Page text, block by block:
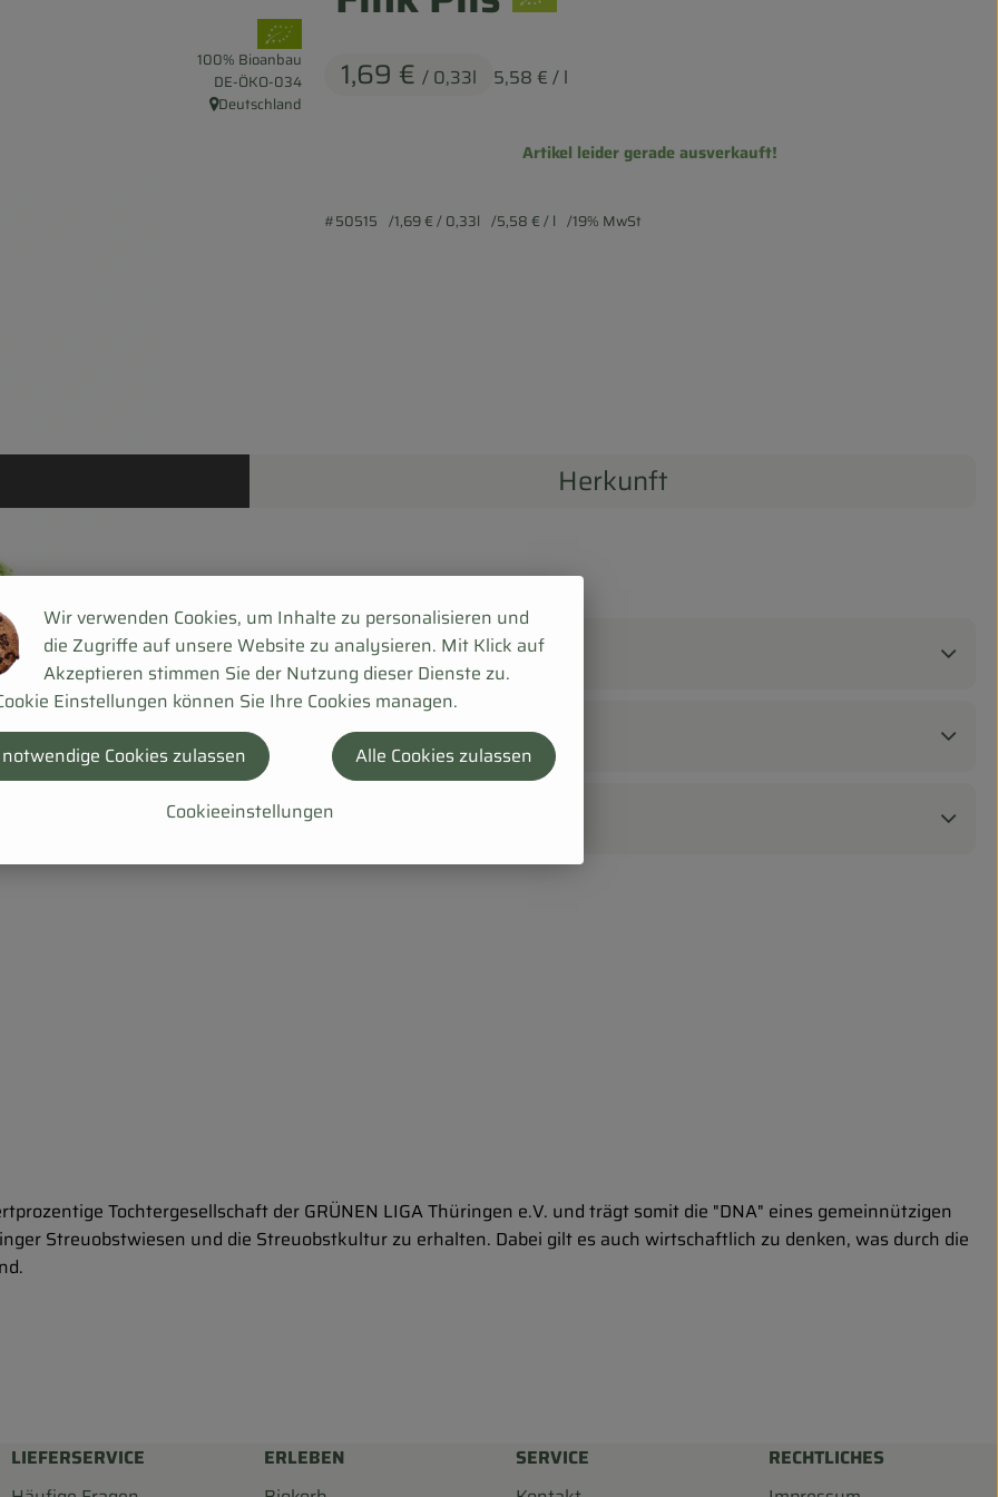
1,69 € / 0,33l 5,58 € / l
, Verband:
100% Bioanbau
, Kontrollstelle:
DE-ÖKO-034
, Herkunft:
Deutschland
Artikel leider gerade ausverkauft!
#50515 1,69 €/ 0,33l 5,58 €/ l 19% MwSt
Herkunft
Tochtergesellschaft der GRÜNEN LIGA Thüringen e.V. und trägt somit die "DNA" eines gemeinnützigen
Streuobstwiesen und die Streuobstkultur zu erhalten. Dabei gilt es auch wirtschaftlich zu denken, was durch die
LIEFERSERVICE
ERLEBEN
SERVICE
RECHTLICHES
Wir verwenden Cookies, um Inhalte zu personalisieren und
die Zugriffe auf unsere Website zu analysieren. Mit Klick auf
Akzeptieren stimmen Sie der Nutzung dieser Dienste zu.
Einstellungen können Sie Ihre Cookies managen.
Cookieeinstellungen
Cookies zulassen Alle Cookies zulassen